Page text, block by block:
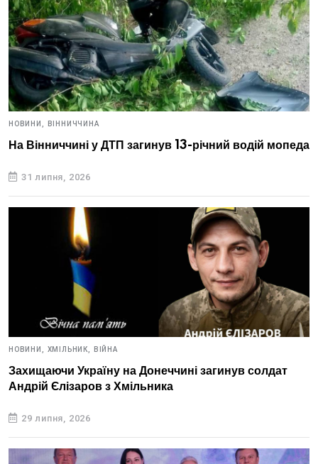
НОВИНИ, ВІННИЧЧИНА
На Вінниччині у ДТП загинув 13-річний водій мопеда
31 липня, 2026
НОВИНИ, ХМІЛЬНИК, ВІЙНА
Захищаючи Україну на Донеччині загинув солдат
Андрій Єлізаров з Хмільника
29 липня, 2026